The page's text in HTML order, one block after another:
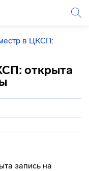
в ЦКСП:
открыта